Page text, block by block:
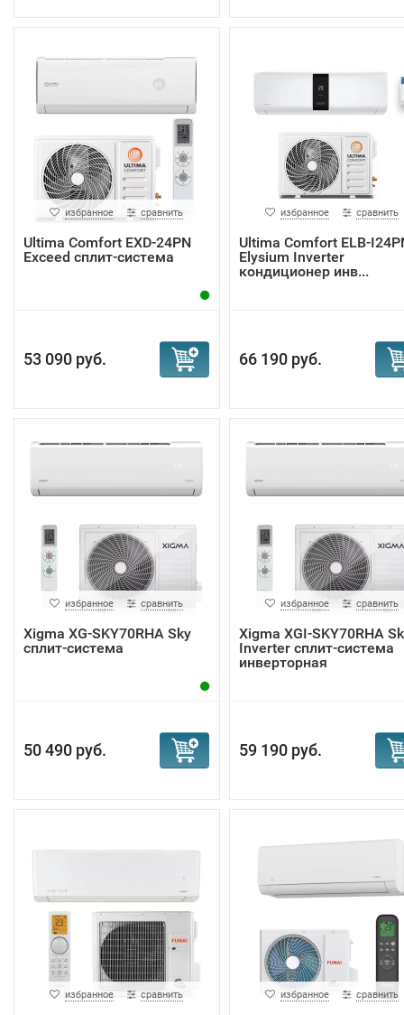
избранное сравнить
Ultima Comfort EXD-24PN
Exceed сплит-система
53 090 руб.
избранное сравнить
Ultima Comfort ELB-
Elysium Inverter
кондиционер инв...
66 190 руб.
избранное сравнить
Xigma XG-SKY70RHA Sky
сплит-система
50 490 руб.
избранное сравнить
Xigma XGI-SKY70RHA
Inverter сплит-система
инверторная
59 190 руб.
избранное сравнить избранное сравнить